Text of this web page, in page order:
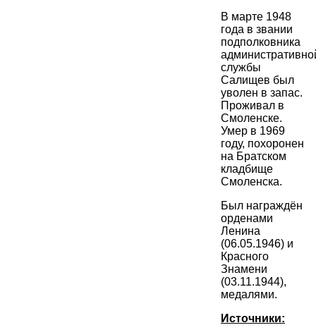
В марте 1948
года в звании
подполковника
службы
Салищев был
уволен в запас.
Проживал в
Смоленске.
Умер в 1969
году, похоронен
на Братском
кладбище
Смоленска.
Был награждён
орденами
Ленина
(06.05.1946) и
Красного
Знамени
(03.11.1944),
медалями.
Источники: